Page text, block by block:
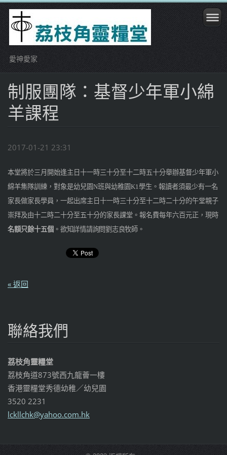
愛神愛家
制服團隊：基督少年軍小綿
羊課程
2017-01-21 23:31
本堂將於三月開始逢主日十一時三十分至十二時五十分舉辦基督少年軍小
綿羊集隊訓練，對象是幼兒園N班與幼稚園K1學生。報讀者須最少有一名
家長做家長學員，一起出席主日十一時三十分至十二時二十分的午堂親子
崇拜及由十二時二十分至五十分的家長課堂。報名費每年六百元正，現時
名額只餘十五個 。 欲知詳情請詢問劉志良牧師。
« 返回
聯絡我們
荔枝角靈糧堂
荔枝角道873號西九龍薈一樓
香港靈糧堂秀德幼稚／幼兒園
3520 2231
lckllchk@yahoo.com.hk